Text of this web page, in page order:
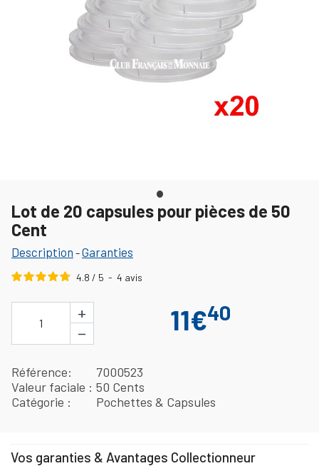
Lot de 20 capsules pour pièces de 50
Cent
Description -Garanties
4.8 / 5 - 4 avis
1
+
−
11€40
Référence
7000523
Valeur faciale
50 Cents
Catégorie
Pochettes & Capsules
Vos garanties & Avantages Collectionneur